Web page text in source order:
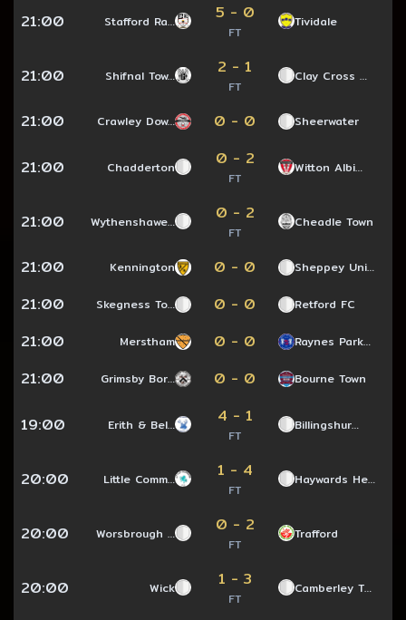
21:00 Stafford Ra… 5 - 0
FT
Tividale
21:00 Shifnal Tow… 2 - 1
FT
Clay Cross …
21:00 Crawley Dow… 0 - 0 Sheerwater
21:00 Chadderton 0 - 2
FT
Witton Albi…
21:00 Wythenshawe… 0 - 2
FT
Cheadle Town
21:00 Kennington 0 - 0 Sheppey Uni…
21:00 Skegness To… 0 - 0 Retford FC
21:00 Merstham 0 - 0 Raynes Park…
21:00 Grimsby Bor… 0 - 0 Bourne Town
19:00 Erith & Bel… 4 - 1
FT
Billingshur…
20:00 Little Comm… 1 - 4
FT
Haywards He…
20:00 Worsbrough … 0 - 2
FT
Trafford
20:00 Wick 1 - 3
FT
Camberley T…